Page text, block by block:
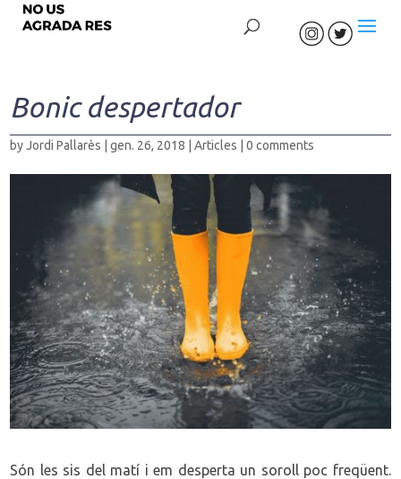
Bonic despertador
byJordi Pallarès |gen. 26, 2018 |Articles |0 comments
Són les sis del matí i em desperta un soroll poc freqüent.